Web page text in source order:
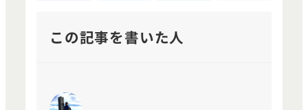
この記事を書いた人